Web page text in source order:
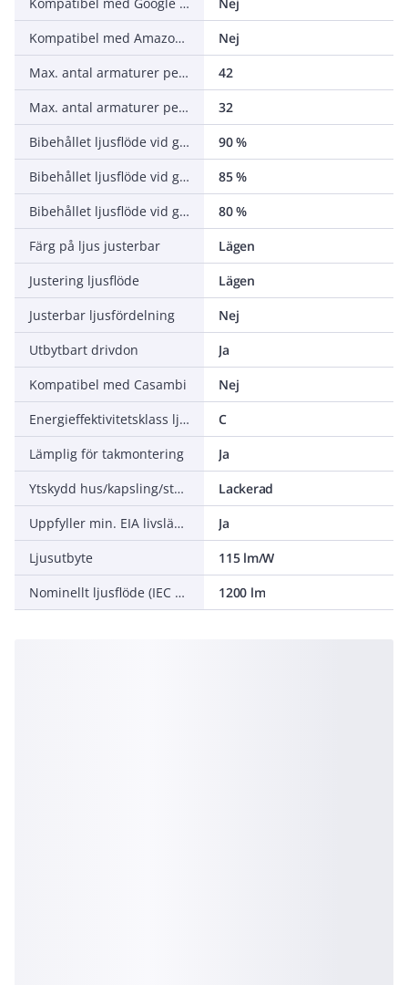
Kompatibel med Amazon Alexa
Nej
Max. antal armaturer per automatsäkring C16 (MCB)
42
Max. antal armaturer per automatsäkring B16 (MCB)
32
Bibehållet ljusflöde vid genomsnittlig livslängd 35 000 tim (25 °C omgivning)
90 %
Bibehållet ljusflöde vid genomsnittlig livslängd 50 000 tim (25 °C omgivning)
85 %
Bibehållet ljusflöde vid genomsnittlig livslängd 75 000 tim (25 °C omgivning)
80 %
Färg på ljus justerbar
Lägen
Justering ljusflöde
Lägen
Justerbar ljusfördelning
Nej
Utbytbart drivdon
Ja
Kompatibel med Casambi
Nej
Energieffektivitetsklass ljuskälla (EU 2019/2015)
C
Lämplig för takmontering
Ja
Ytskydd hus/kapsling/stomme
Lackerad
Uppfyller min. EIA livslängdskriterium L90 (vid 50 000 timmar vid tq = 25°C)
Ja
Ljusutbyte
115 lm/W
Nominellt ljusflöde (IEC 62722-2-1)
1200 lm